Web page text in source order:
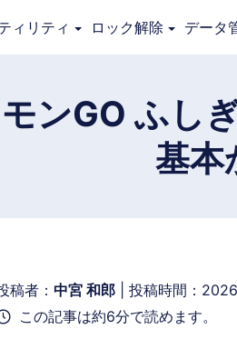
ィリティ ロック解除 データ
ンGO ふし
基本
稿者： 中宮 和郎 | 投稿時間：
この記事は約6分で読めます。